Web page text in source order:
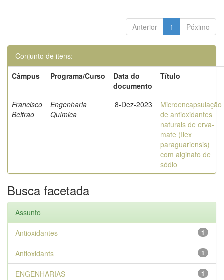
Anterior 1 Póximo
Conjunto de itens:
Câmpus
Programa/Curso
Data do
documento
Título
Francisco
Beltrao
Engenharia
Química
8-Dez-2023
Microencapsulação
de antioxidantes
naturais de erva-
mate (Ilex
paraguariensis)
com alginato de
sódio
Busca facetada
Assunto
1
Antioxidantes
1
Antioxidants
1
ENGENHARIAS